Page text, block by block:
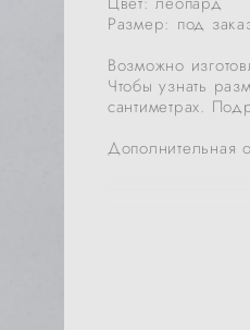
Размер: под
Возможно
Чтобы узнать
сантиметрах.
Дополнительная